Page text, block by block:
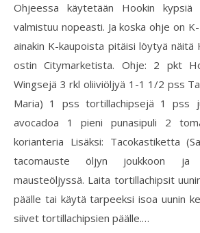
Ohjeessa käytetään Hookin
valmistuu nopeasti. Ja koska ohje on
ainakin K-kaupoista pitäisi löytyä näitä
ostin Citymarketista. Ohje: 2 pkt
Wingsejä 3 rkl oliiviöljyä 1-1 1/2 pss
Maria) 1 pss tortillachipsejä 1 pss
avocadoa 1 pieni punasipuli 2
korianteria Lisäksi: Tacokastiketta
tacomauste öljyn joukkoon
mausteöljyssä. Laita tortillachipsit
päälle tai käytä tarpeeksi isoa uunin
siivet tortillachipsien päälle.…